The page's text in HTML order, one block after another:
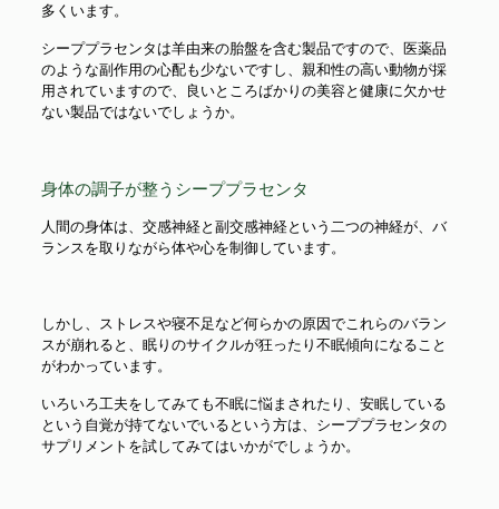
多くいます。
シーププラセンタは羊由来の胎盤を含む製品ですので、医薬品
のような副作用の心配も少ないですし、親和性の高い動物が採
用されていますので、良いところばかりの美容と健康に欠かせ
ない製品ではないでしょうか。
身体の調子が整うシーププラセンタ
人間の身体は、交感神経と副交感神経という二つの神経が、バ
ランスを取りながら体や心を制御しています。
しかし、ストレスや寝不足など何らかの原因でこれらのバラン
スが崩れると、眠りのサイクルが狂ったり不眠傾向になること
がわかっています。
いろいろ工夫をしてみても不眠に悩まされたり、安眠している
という自覚が持てないでいるという方は、シーププラセンタの
サプリメントを試してみてはいかがでしょうか。